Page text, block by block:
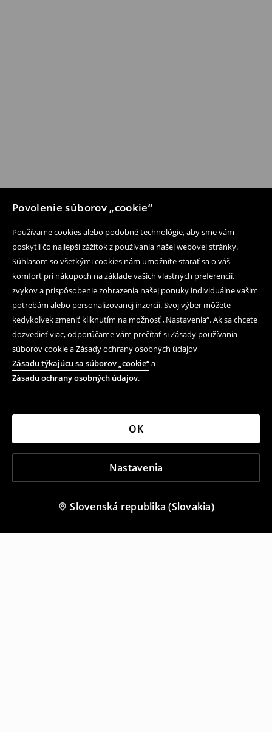
Povolenie súborov „cookie“
Používame cookies alebo podobné technológie, aby sme vám
poskytli čo najlepší zážitok z používania našej webovej stránky.
Súhlasom so všetkými cookies nám umožníte starať sa o váš
komfort pri nákupoch na základe vašich vlastných preferencií,
zvykov a prispôsobenie zobrazenia našej ponuky individuálne vašim
potrebám alebo personalizovanej inzercii. Svoj výber môžete
kedykoľvek zmeniť kliknutím na možnosť „Nastavenia“. Ak sa chcete
dozvedieť viac, odporúčame vám prečítať si Zásady používania
súborov cookie a Zásady ochrany osobných údajov
Zásadu týkajúcu sa súborov „cookie“a
Zásadu ochrany osobných údajov.
Nastavenia
OK
Slovenská republika (Slovakia)